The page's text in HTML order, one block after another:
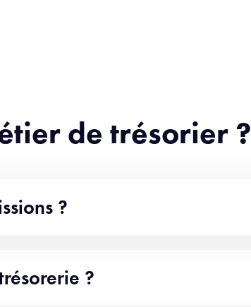
de trésorier ?
?
?